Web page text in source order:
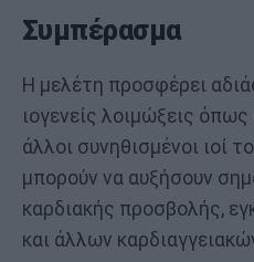
Συμπέρασμα
Η μελέτη προσφέρει
ιογενείς λοιμώξεις όπως
άλλοι συνηθισμένοι ιοί
μπορούν να αυξήσουν
καρδιακής προσβολής,
και άλλων